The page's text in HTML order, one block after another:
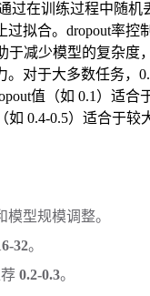
过在训练过程中随机
拟合。dropout率控
于减少模型的复杂度
。对于大多数任务，
值（如 0.1）适合
如 0.4-0.5）适合于较
模型规模调整。
32。
0.2-0.3。